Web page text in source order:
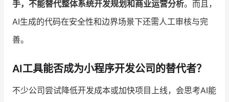
手，不能替代整体系统开发规划和商业运营分析。而且，
AI生成的代码在安全性和边界场景下还需人工审核与完
善。
AI工具能否成为小程序开发公司的替代者？
不少公司尝试降低开发成本或加快项目上线，会思考AI能